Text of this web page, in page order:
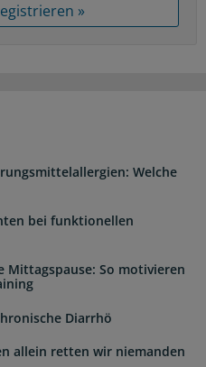
»
Welche
bei funktionellen
Mittagspause: So motivieren
Diarrhö
allein retten wir niemanden